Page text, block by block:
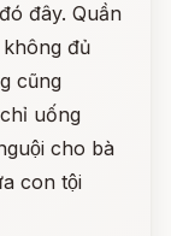
đây. Quần
đủ
cũng
uống
cho bà
con tội